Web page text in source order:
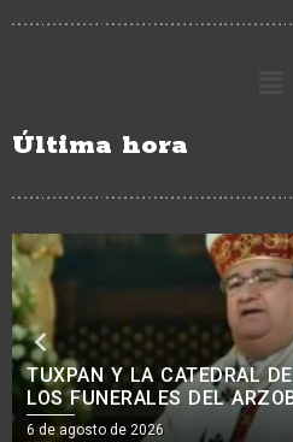
Última hora
CON PROGRAMAS DE
MUJERES, SE REDUCE EL
TRATAMIENTOS
6 de agosto de 2026